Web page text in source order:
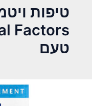
טעם